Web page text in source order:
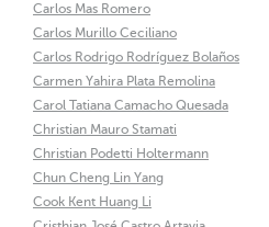
Carlos Mas Romero
Carlos Murillo Ceciliano
Carlos Rodrigo Rodríguez Bolaños
Carmen Yahira Plata Remolina
Carol Tatiana Camacho Quesada
Christian Mauro Stamati
Christian Podetti Holtermann
Chun Cheng Lin Yang
Cook Kent Huang Li